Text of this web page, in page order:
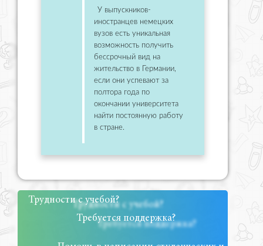
У выпускников-
иностранцев немецких
вузов есть уникальная
возможность получить
бессрочный вид на
жительство в Германии,
если они успевают за
полтора года по
окончании университета
найти постоянную работу
в стране.
Трудности с учебой?
Требуется поддержка?